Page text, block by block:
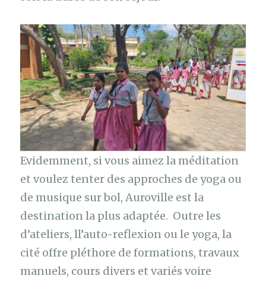
Evidemment, si vous aimez la méditation
et voulez tenter des approches de yoga ou
de musique sur bol, Auroville est la
destination la plus adaptée. Outre les
d’ateliers, ll’auto-reflexion ou le yoga, la
cité offre pléthore de formations, travaux
manuels, cours divers et variés voire